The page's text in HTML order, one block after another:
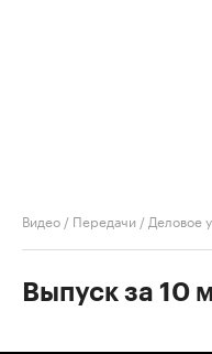
Видео / Передачи / Деловое
Выпуск за 10